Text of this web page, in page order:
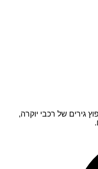
גירים של רכבי יוקרה,